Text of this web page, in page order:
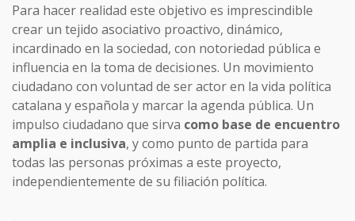
Para hacer realidad este objetivo es imprescindible
crear un tejido asociativo proactivo, dinámico,
incardinado en la sociedad, con notoriedad pública e
influencia en la toma de decisiones. Un movimiento
ciudadano con voluntad de ser actor en la vida política
catalana y española y marcar la agenda pública. Un
impulso ciudadano que sirva como base de encuentro
amplia e inclusiva, y como punto de partida para
todas las personas próximas a este proyecto,
independientemente de su filiación política.